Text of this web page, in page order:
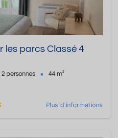
les parcs Classé 4
2 personnes 44 m²
Plus d'informations